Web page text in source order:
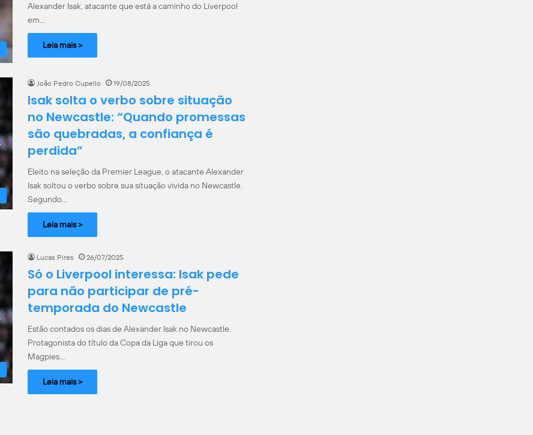
Alexander Isak, atacante que está a caminho do Liverpool
em…
Leia mais >
João Pedro Cupello 19/08/2025
Isak solta o verbo sobre situação
no Newcastle: “Quando promessas
são quebradas, a confiança é
perdida”
Eleito na seleção da Premier League, o atacante Alexander
Isak soltou o verbo sobre sua situação vivida no Newcastle.
Segundo…
Leia mais >
Lucas Pires 26/07/2025
Só o Liverpool interessa: Isak pede
para não participar de pré-
temporada do Newcastle
Estão contados os dias de Alexander Isak no Newcastle.
Protagonista do título da Copa da Liga que tirou os
Magpies…
Leia mais >